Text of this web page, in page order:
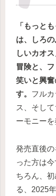
「もっと
は、しろ
しいカオ
冒険と、
笑いと興
す。 フル
ス、そし
ーモニーを
発売直後
った方は
ちろん、
る、2025